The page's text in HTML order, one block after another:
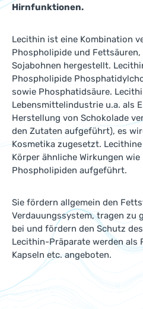
Hirnfunktionen.
Lecithin ist eine Kombination
Phospholipide und
Sojabohnen hergestellt.
Phospholipide
sowie Phosphatidsäure.
Lebensmittelindustrie u.a. als
Herstellung von Schokolade
den Zutaten aufgeführt), es
Kosmetika zugesetzt.
Körper ähnliche Wirkungen
Phospholipiden aufgeführt.
Sie fördern allgemein den
Verdauungssystem, tragen zu
bei und fördern den Schutz
Lecithin-Präparate werden als
Kapseln etc. angeboten.